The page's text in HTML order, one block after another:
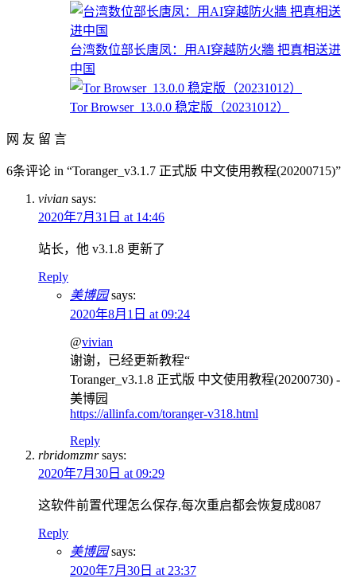
台湾数位部长唐凤：用AI穿越防火牆 把真相送进
中国
Tor Browser_13.0.0 稳定版（20231012）
网 友 留 言
6条评论 in “Toranger_v3.1.7 正式版 中文使用教程(20200715)”
vivian says:
2020年7月31日 at 14:46
站长，他 v3.1.8 更新了
Reply
美博园 says:
2020年8月1日 at 09:24
@vivian
谢谢，已经更新教程“
Toranger_v3.1.8 正式版 中文使用教程(20200730) -
美博园
https://allinfa.com/toranger-v318.html
Reply
rbridomzmr says:
2020年7月30日 at 09:29
这软件前置代理怎么保存,每次重启都会恢复成8087
Reply
美博园 says:
2020年7月30日 at 23:37